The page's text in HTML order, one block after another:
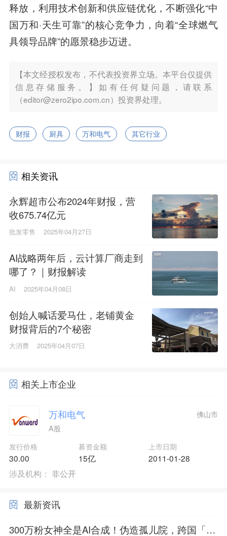
释放，利用技术创新和供应链优化，不断强化“中
国万和·天生可靠”的核心竞争力，向着“全球燃气
具领导品牌”的愿景稳步迈进。
【本文经授权发布，不代表投资界立场。本平台仅提供
信息存储服务。】如有任何疑问题，请联系
（editor@zero2ipo.com.cn）投资界处理。
财报 厨具 万和电气 其它行业
相关资讯
永辉超市公布2024年财报，营
收675.74亿元
批发零售 2025年04月27日
AI战略两年后，云计算厂商走到
哪了？｜财报解读
AI 2025年04月08日
创始人喊话爱马仕，老铺黄金
财报背后的7个秘密
大消费 2025年04月07日
相关上市企业
万和电气
A股
佛山市
发行价格
30.00
募资金额
15亿
上市日期
2011-01-28
涉及机构： 非公开
最新资讯
300万粉女神全是AI合成！伪造孤儿院，跨国「假